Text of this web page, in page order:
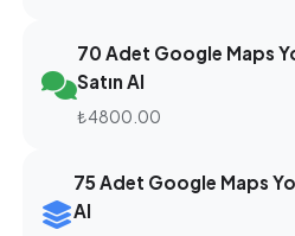
70 Adet Google Maps
Satın Al
₺4800.00
75 Adet Google Maps
Al